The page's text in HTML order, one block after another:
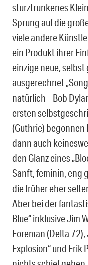
sturztrunkenes
Sprung auf die
viele andere
ein Produkt ihrer
einzige neue, selbst
ausgerechnet
natürlich – Bob
ersten
(Guthrie)
dann auch
den Glanz eines
Sanft, feminin, eng
die früher eher
Aber bei der
Blue“ inklusive Jim
Foreman (Delta
Explosion“ und Erik